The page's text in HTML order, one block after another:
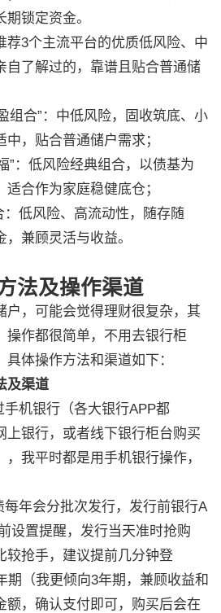
锁定资金。
荐3个主流平台的优质低风险、中
自了解过的，靠谱且贴合普通储
组合”：中低风险，固收筑底、小
，贴合普通储户需求；
”：低风险经典组合，以债基为
合作为家庭稳健底仓；
低风险、高流动性，随存随
兼顾灵活与收益。
法及操作渠道
户，可能会觉得理财很复杂，其
操作都很简单，不用去银行柜
体操作方法和渠道如下：
及渠道
机银行（各大银行APP都
上银行，或者线下银行柜台购买
，我平时都是用手机银行操作，
年会分批次发行，发行前银行A
设置提醒，发行当天准时抢购
较抢手，建议提前几分钟登
期（我更倾向3年期，兼顾收益和
额，确认支付即可，购买后会在